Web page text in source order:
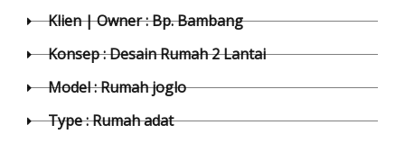
Klien | Owner : Bp. Bambang
Konsep : Desain Rumah 2 Lantai
Model : Rumah joglo
Type : Rumah adat